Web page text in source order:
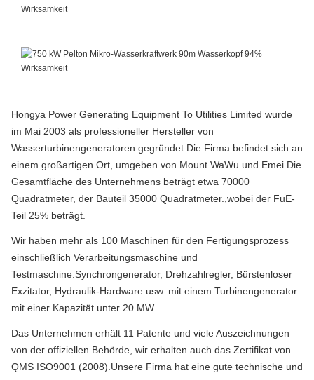
Hongya Power Generating Equipment To Utilities Limited wurde
im Mai 2003 als professioneller Hersteller von
Wasserturbinengeneratoren gegründet.Die Firma befindet sich an
einem großartigen Ort, umgeben von Mount WaWu und Emei.Die
Gesamtfläche des Unternehmens beträgt etwa 70000
Quadratmeter, der Bauteil 35000 Quadratmeter.,wobei der FuE-
Teil 25% beträgt.
Wir haben mehr als 100 Maschinen für den Fertigungsprozess
einschließlich Verarbeitungsmaschine und
Testmaschine.Synchrongenerator, Drehzahlregler, Bürstenloser
Exzitator, Hydraulik-Hardware usw. mit einem Turbinengenerator
mit einer Kapazität unter 20 MW.
Das Unternehmen erhält 11 Patente und viele Auszeichnungen
von der offiziellen Behörde, wir erhalten auch das Zertifikat von
QMS ISO9001 (2008).Unsere Firma hat eine gute technische und